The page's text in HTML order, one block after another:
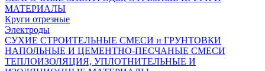
МАТЕРИАЛЫ
Круги отрезные
Электроды
СУХИЕ СТРОИТЕЛЬНЫЕ СМЕСИ и ГРУНТОВКИ
НАПОЛЬНЫЕ И ЦЕМЕНТНО-ПЕСЧАНЫЕ СМЕСИ
ТЕПЛОИЗОЛЯЦИЯ, УПЛОТНИТЕЛЬНЫЕ И